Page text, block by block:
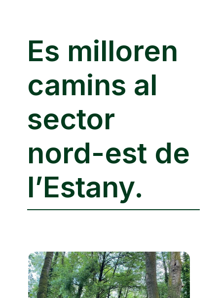
Es milloren
camins al
sector
nord-est de
l’Estany.